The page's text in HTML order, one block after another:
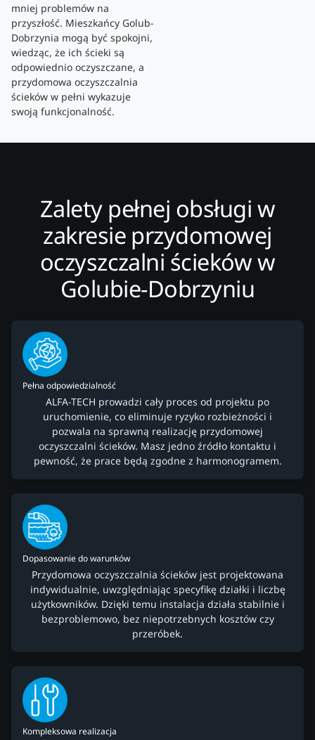
mniej problemów na
przyszłość. Mieszkańcy Golub-
Dobrzynia mogą być spokojni,
wiedząc, że ich ścieki są
odpowiednio oczyszczane, a
przydomowa oczyszczalnia
ścieków w pełni wykazuje
swoją funkcjonalność.
Zalety pełnej obsługi w
zakresie przydomowej
oczyszczalni ścieków w
Golubie-Dobrzyniu
Pełna odpowiedzialność
ALFA-TECH prowadzi cały proces od projektu po
uruchomienie, co eliminuje ryzyko rozbieżności i
pozwala na sprawną realizację przydomowej
oczyszczalni ścieków. Masz jedno źródło kontaktu i
pewność, że prace będą zgodne z harmonogramem.
Dopasowanie do warunków
Przydomowa oczyszczalnia ścieków jest projektowana
indywidualnie, uwzględniając specyfikę działki i liczbę
użytkowników. Dzięki temu instalacja działa stabilnie i
bezproblemowo, bez niepotrzebnych kosztów czy
przeróbek.
Kompleksowa realizacja